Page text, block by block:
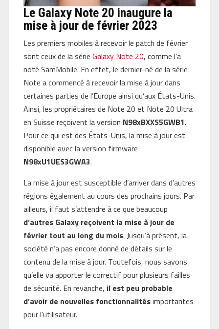
Le Galaxy Note 20 inaugure la
mise à jour de février 2023
Les premiers mobiles à recevoir le patch de février
sont ceux de la série Galaxy Note 20, comme l’a
noté SamMobile. En effet, le dernier-né de la série
Note a commencé à recevoir la mise à jour dans
certaines parties de l’Europe ainsi qu’aux États-Unis.
Ainsi, les propriétaires de Note 20 et Note 20 Ultra
en Suisse reçoivent la version N98xBXXS5GWB1.
Pour ce qui est des États-Unis, la mise à jour est
disponible avec la version firmware
N98xU1UES3GWA3.
La mise à jour est susceptible d’arriver dans d’autres
régions également au cours des prochains jours. Par
ailleurs, il faut s’attendre à ce que beaucoup
d’autres Galaxy reçoivent la mise à jour de
février tout au long du mois. Jusqu’à présent, la
société n’a pas encore donné de détails sur le
contenu de la mise à jour. Toutefois, nous savons
qu’elle va apporter le correctif pour plusieurs failles
de sécurité. En revanche, il est peu probable
d’avoir de nouvelles fonctionnalitésimportantes
pour l’utilisateur.